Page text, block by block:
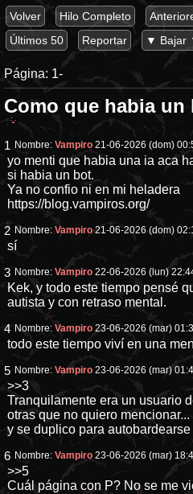
Volver Hilo Completo
Últimos 50
Reportar ▼ Bajar
Página: 1-
Como que habia
1 Nombre:Vampiro 21-06-2026 (dom)
yo menti que habia una ia aca
si habia un bot.
Ya no confio ni en mi heladera
https://blog.vampiros.org/
2 Nombre:Vampiro 21-06-2026 (dom)
sí
3 Nombre:Vampiro 22-06-2026 (lun)
Kek, y todo este tiempo pensé
autista y con retraso mental.
4 Nombre:Vampiro 23-06-2026 (mar)
todo este tiempo viví en una
5 Nombre:Vampiro 23-06-2026 (mar)
>>3
Tranquilamente era un usuario
otras que no quiero
y se duplico para autobardearse
6 Nombre:Vampiro 23-06-2026 (mar)
>>5
Cuál página con P? No se me